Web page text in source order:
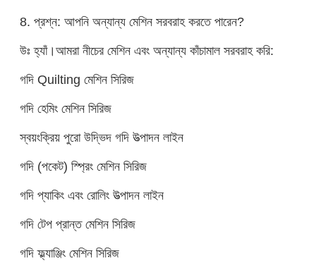
8. প্রশ্ন: আপনি অন্যান্য মেশিন সরবরাহ করতে পারেন?
উঃ হ্যাঁ।আমরা নীচের মেশিন এবং অন্যান্য কাঁচামাল সরবরাহ করি:
গদি Quilting মেশিন সিরিজ
গদি হেমিং মেশিন সিরিজ
স্বয়ংক্রিয় পুরো উদ্ভিদ গদি উত্পাদন লাইন
গদি (পকেট) স্প্রিং মেশিন সিরিজ
গদি প্যাকিং এবং রোলিং উত্পাদন লাইন
গদি টেপ প্রান্ত মেশিন সিরিজ
গদি ফ্ল্যাঞ্জিং মেশিন সিরিজ